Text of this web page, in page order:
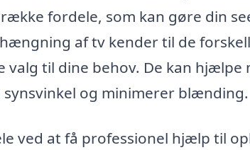
fordele, som kan gøre din
af tv kender til de
valg til dine behov. De kan
og minimerer blænding.
ved at få professionel hjælp til